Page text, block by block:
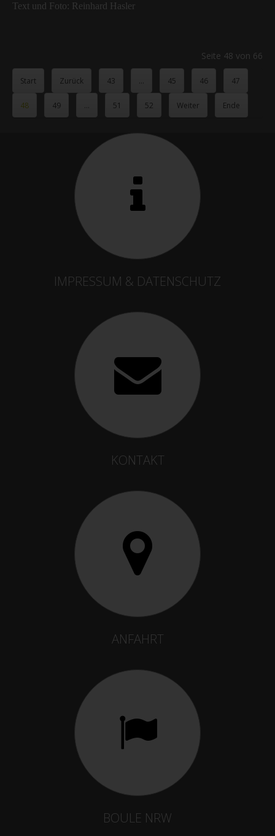
Text und Foto: Reinhard Hasler
Seite 48 von 66
Start Zurück 43 ... 45 46 47
48 49 ... 51 52 Weiter Ende
IMPRESSUM & DATENSCHUTZ
KONTAKT
ANFAHRT
BOULE NRW